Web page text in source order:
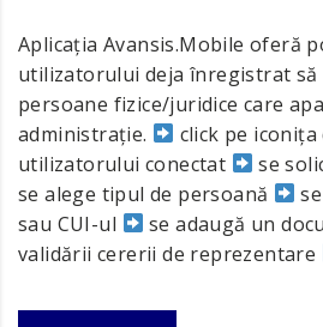
Aplicația Avansis.Mobile oferă
utilizatorului deja înregistrat
persoane fizice/juridice care
administrație.
click pe
utilizatorului conectat
se
se alege tipul de persoană
sau CUI-ul
se adaugă un
validării cererii de reprezentare